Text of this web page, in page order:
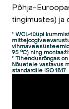
Põhja-
tingimustes) ja
¹ WCL-tüüpi
95 °C) ning
² Tihendusrõngas
Nõuetele vastavus
standardile ISO 1817.